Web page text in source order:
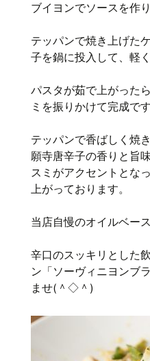
ブイヨンでソースを作り
テッパンで焼き上げた
子を鍋に投入して、軽
パスタが茹で上がった
ミを振りかけて完成です
テッパンで香ばしく焼
願寺唐辛子の香りと旨
スミがアクセントとな
上がっております。
当店自慢のオイルベー
辛口のスッキリとした
ン「ソーヴィニヨンブ
ませ(＾◇＾)